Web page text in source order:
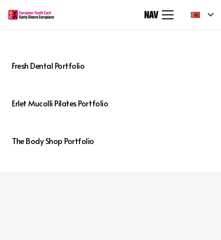
NAV
Fresh Dental Portfolio
Erlet Mucolli Pilates Portfolio
The Body Shop Portfolio